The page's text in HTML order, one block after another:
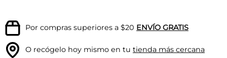
Por compras superiores a $20 ENVÍO GRATIS
O recógelo hoy mismo en tu tienda más cercana